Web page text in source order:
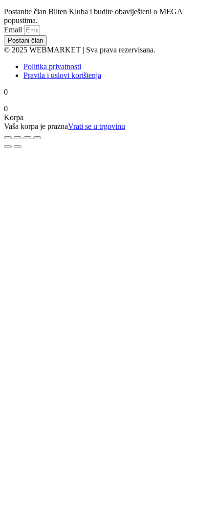
Postanite član Bilten Kluba i budite obaviješteni o MEGA
popustima.
Email
Postani član
© 2025 WEBMARKET | Sva prava rezervisana.
Politika privatnosti
Pravila i uslovi korištenja
0
0
Korpa
Vaša korpa je praznaVrati se u trgovinu